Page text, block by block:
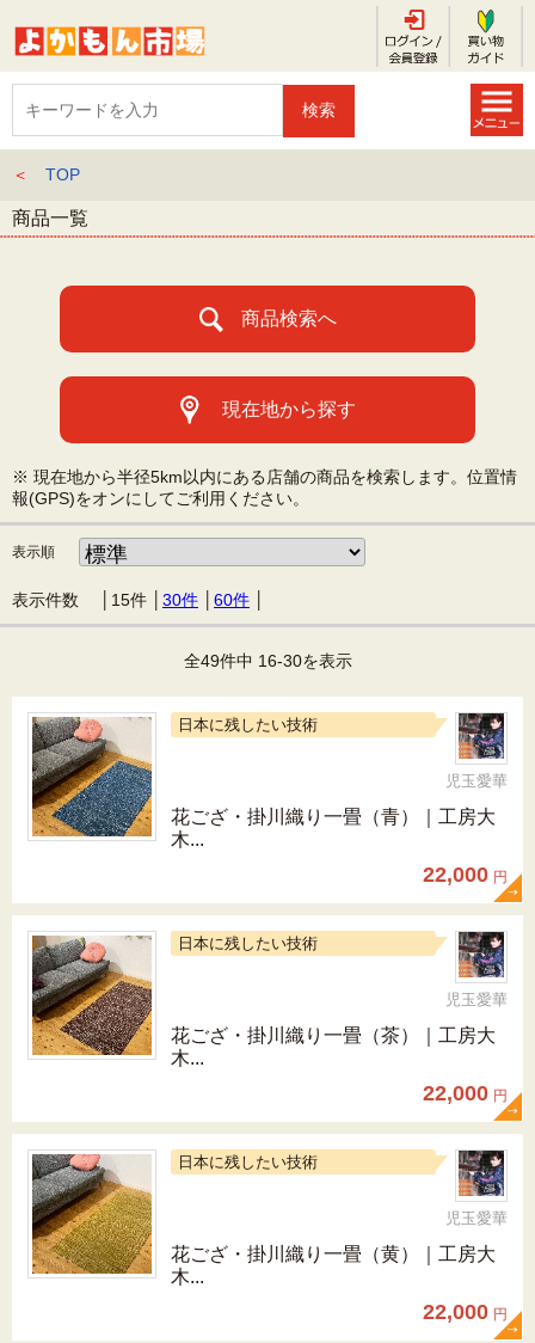
＜ TOP
商品一覧
商品検索へ
現在地から探す
※ 現在地から半径5km以内にある店舗の商品を検索します。位置情
報(GPS)をオンにしてご利用ください。
表示順
表示件数 │ 15件 30件 60件
全49件中 16-30を表示
日本に残したい技術
児玉愛華
花ござ・掛川織り一畳（青）｜工房大
木...
22,000 円
日本に残したい技術
児玉愛華
花ござ・掛川織り一畳（茶）｜工房大
木...
22,000 円
日本に残したい技術
児玉愛華
花ござ・掛川織り一畳（黄）｜工房大
木...
22,000 円